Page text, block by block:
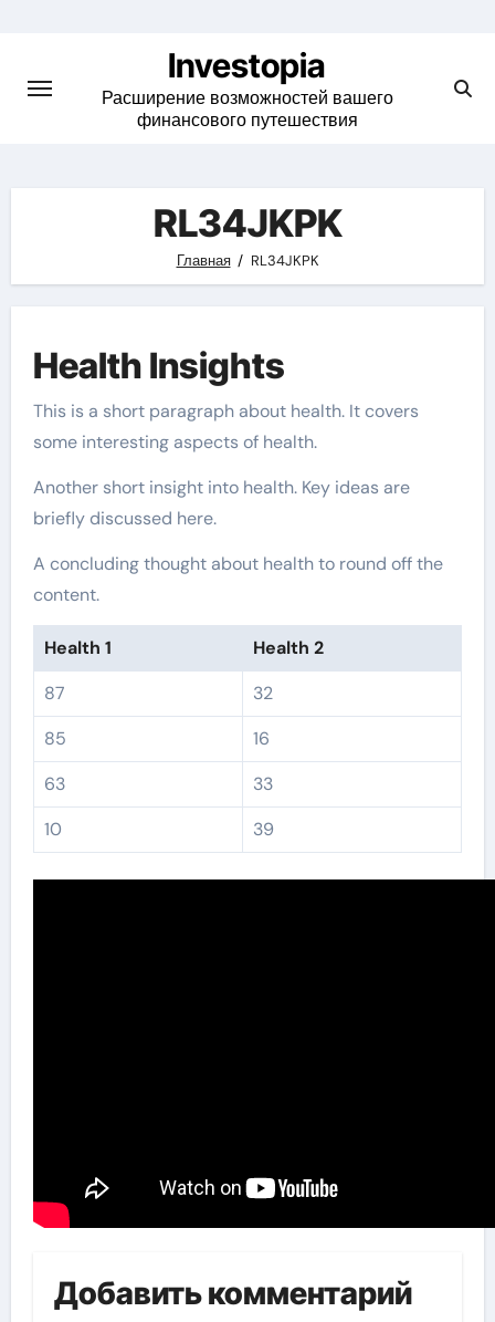
content
Investopia
Расширение возможностей вашего
финансового путешествия
RL34JKPK
Главная RL34JKPK
Health Insights
This is a short paragraph about health. It covers
some interesting aspects of health.
Another short insight into health. Key ideas are
briefly discussed here.
A concluding thought about health to round off the
content.
Health 1
Health 2
87
32
85
16
63
33
10
39
Добавить комментарий